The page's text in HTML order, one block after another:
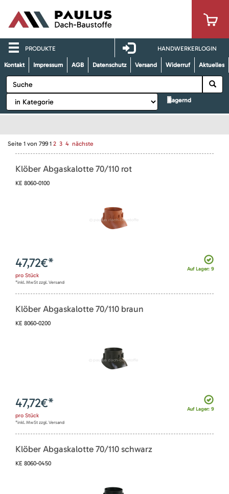
PRODUKTE HANDWERKERLOGIN
Kontakt Impressum AGB Datenschutz Versand Widerruf Aktuelles
lagernd
Seite 1 von 799 1 2 3 4 nächste
Klöber Abgaskalotte 70/110 rot
KE 8060-0100
Auf Lager: 9
47,72€*
pro Stück
*inkl. MwSt zzgl. Versand
Klöber Abgaskalotte 70/110 braun
KE 8060-0200
Auf Lager: 9
47,72€*
pro Stück
*inkl. MwSt zzgl. Versand
Klöber Abgaskalotte 70/110 schwarz
KE 8060-0450